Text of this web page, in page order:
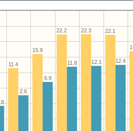
22.1
22.3
22.2
15.9
11.4
12.4
12.1
11.8
6.9
2.6